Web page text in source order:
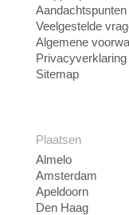
Aandachtspunten
Veelgestelde
Algemene
Privacyverklaring
Sitemap
Plaatsen
Almelo
Amsterdam
Apeldoorn
Den Haag